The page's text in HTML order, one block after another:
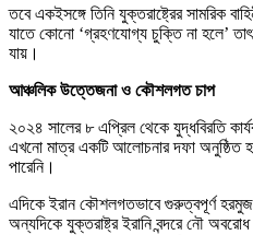
তবে একইসঙ্গে তিনি যুক্তরাষ্ট্রের সামরিক
যাতে কোনো ‘গ্রহণযোগ্য চুক্তি না হলে’
যায়।
আঞ্চলিক উত্তেজনা ও কৌশলগত চাপ
২০২৪ সালের ৮ এপ্রিল থেকে যুদ্ধবিরতি
এখনো মাত্র একটি আলোচনার দফা অনুষ্ঠিত
পারেনি।
এদিকে ইরান কৌশলগতভাবে গুরুত্বপূর্ণ হরমুজ
অন্যদিকে যুক্তরাষ্ট্র ইরানি বন্দরে নৌ